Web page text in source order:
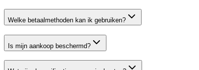
Welke betaalmethoden kan ik gebruiken?
Is mijn aankoop beschermd?